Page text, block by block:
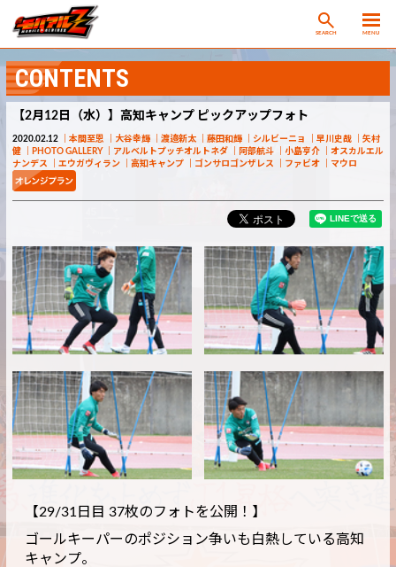
SEARCH MENU
CONTENTS
【2月12日（水）】高知キャンプ ピックアップフォト
2020.02.12 本間至恩 大谷幸輝 渡邉新太 藤田和輝 シルビーニョ 早川史哉
矢村
健
PHOTO GALLERY アルベルトプッチオルトネダ 阿部航斗 小島亨介
オスカルエル
ナンデス
エウガヴィラン 高知キャンプ ゴンサロゴンザレス ファビオ マウロ
【29/31日目 37枚のフォトを公開！】
ゴールキーパーのポジション争いも白熱している高知
キャンプ。